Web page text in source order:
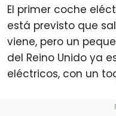
El primer coche
está previsto que
viene, pero un
del Reino Unido ya
eléctricos, con un